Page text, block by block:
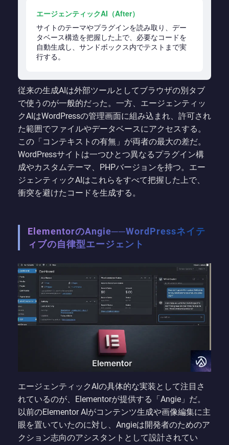
エージェンティックAI（After）
サイトのテーマやプラグインを読み取り、デー
タベース構造を把握した上で、必要なコードを
自動生成し、サンドボックス内でテストまで実
行する。
従来の生成AIは外部ツールとしてブラウザの別タブ
で使うのが一般的だった。一方、エージェンティッ
クAIはWordPressの管理画面に組み込まれ、許可され
た範囲でファイルやデータベースにアクセスする。
この「コンテキストの有無」が両者の最大の差だ。
WordPressサイトは一つひとつ異なるプラグイン構
成やカスタムテーマ、PHPバージョンを持つ。エー
ジェンティックAIはこれらをすべて把握した上で、
衝突を避けたコードを生成する。
ElementorのAngie──WordPressネイテ
ィブの自律型エージェント
エージェンティックAIの具体的な実装として注目さ
れているのが、Elementorが提供する「Angie」だ。
以前のElementor AIがコンテンツ生成や画像編集に主
眼を置いていたのに対し、Angieは開発者のためのア
クション志向のアシスタントとして設計されてい